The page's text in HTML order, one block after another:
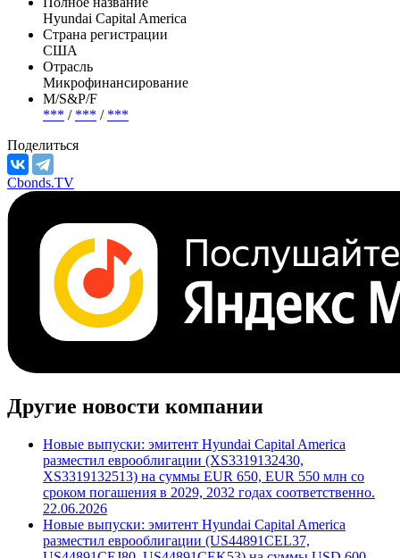
Полное название
Hyundai Capital America
Страна регистрации
США
Микрофинансирование
М/S&P/F
***/
Поделиться
Cbonds.TV
Другие новости компании
Новые выпуски: эмитент Hyundai Capital America
разместил еврооблигации (XS3319132430,
XS3319132513) на суммы EUR 650, EUR 550 млн со
сроком погашения в 2029, 2032 годах соответственно.